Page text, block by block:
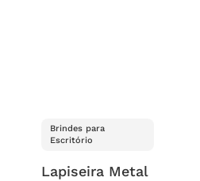
Brindes para
Escritório
Lapiseira Metal